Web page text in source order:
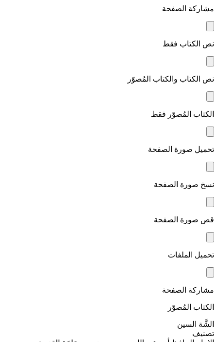
مشاركة الصفحة
نص الكتاب فقط
نص الكتاب والكتاب المُصوّر
الكتاب المُصوّر فقط
تحميل صورة الصفحة
نسخ صورة الصفحة
قص صورة الصفحة
تحميل الملفات
مشاركة الصفحة
الكتاب المُصوّر
الشَّة السين
تصنيف